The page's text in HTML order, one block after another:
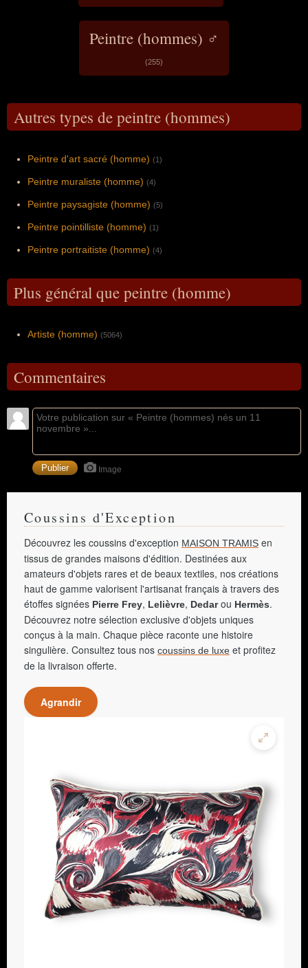
Peintre (hommes) ♂
(255)
Autres types de peintre (hommes)
Peintre d'art sacré (homme) (1)
Peintre muraliste (homme) (4)
Peintre paysagiste (homme) (5)
Peintre pointilliste (homme) (1)
Peintre portraitiste (homme) (4)
Plus général que peintre (homme)
Artiste (homme) (5064)
Commentaires
Image
Coussins d'Exception
Découvrez les coussins d'exception MAISON TRAMIS en
tissus de grandes maisons d'édition. Destinées aux
amateurs d'objets rares et de beaux textiles, nos créations
haut de gamme valorisent l'artisanat français à travers des
étoffes signées Pierre Frey, Lelièvre, Dedarou Hermès.
Découvrez notre sélection exclusive d'objets uniques
conçus à la main. Chaque pièce raconte une histoire
singulière. Consultez tous nos coussins de luxe et profitez
de la livraison offerte.
Agrandir